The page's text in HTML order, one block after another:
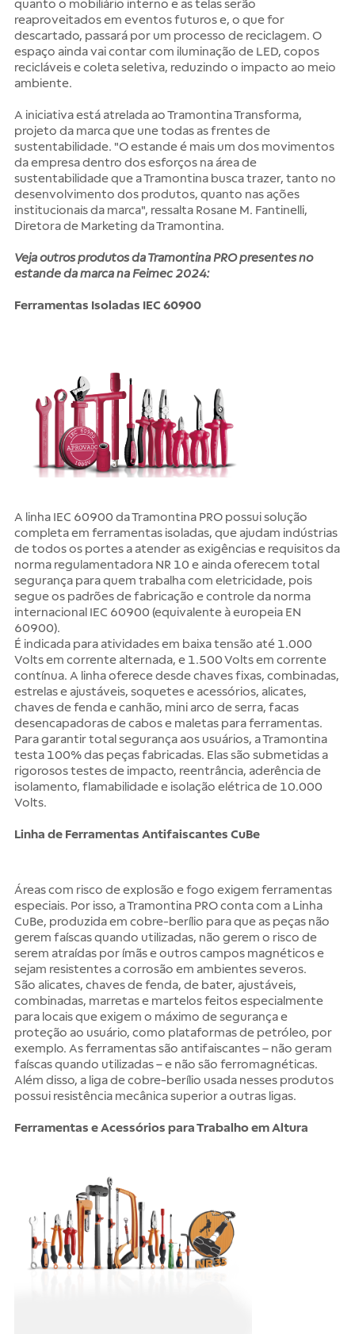
quanto o mobiliário interno e as telas serão
reaproveitados em eventos futuros e, o que for
descartado, passará por um processo de reciclagem. O
espaço ainda vai contar com iluminação de LED, copos
recicláveis e coleta seletiva, reduzindo o impacto ao meio
ambiente.
A iniciativa está atrelada ao Tramontina Transforma,
projeto da marca que une todas as frentes de
sustentabilidade. "O estande é mais um dos movimentos
da empresa dentro dos esforços na área de
sustentabilidade que a Tramontina busca trazer, tanto no
desenvolvimento dos produtos, quanto nas ações
institucionais da marca", ressalta Rosane M. Fantinelli,
Diretora de Marketing da Tramontina.
Veja outros produtos da Tramontina PRO presentes no
estande da marca na Feimec 2024:
Ferramentas Isoladas IEC 60900
A linha IEC 60900 da Tramontina PRO possui solução
completa em ferramentas isoladas, que ajudam indústrias
de todos os portes a atender as exigências e requisitos da
norma regulamentadora NR 10 e ainda oferecem total
segurança para quem trabalha com eletricidade, pois
segue os padrões de fabricação e controle da norma
internacional IEC 60900 (equivalente à europeia EN
60900).
É indicada para atividades em baixa tensão até 1.000
Volts em corrente alternada, e 1.500 Volts em corrente
contínua. A linha oferece desde chaves fixas, combinadas,
estrelas e ajustáveis, soquetes e acessórios, alicates,
chaves de fenda e canhão, mini arco de serra, facas
desencapadoras de cabos e maletas para ferramentas.
Para garantir total segurança aos usuários, a Tramontina
testa 100% das peças fabricadas. Elas são submetidas a
rigorosos testes de impacto, reentrância, aderência de
isolamento, flamabilidade e isolação elétrica de 10.000
Volts.
Linha de Ferramentas Antifaiscantes CuBe
Áreas com risco de explosão e fogo exigem ferramentas
especiais. Por isso, a Tramontina PRO conta com a Linha
CuBe, produzida em cobre-berílio para que as peças não
gerem faíscas quando utilizadas, não gerem o risco de
serem atraídas por ímãs e outros campos magnéticos e
sejam resistentes a corrosão em ambientes severos.
São alicates, chaves de fenda, de bater, ajustáveis,
combinadas, marretas e martelos feitos especialmente
para locais que exigem o máximo de segurança e
proteção ao usuário, como plataformas de petróleo, por
exemplo. As ferramentas são antifaiscantes – não geram
faíscas quando utilizadas – e não são ferromagnéticas.
Além disso, a liga de cobre-berílio usada nesses produtos
possui resistência mecânica superior a outras ligas.
Ferramentas e Acessórios para Trabalho em Altura